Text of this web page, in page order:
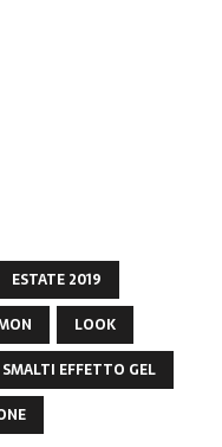
ESTATE 2019
LOOK
SMALTI EFFETTO GEL